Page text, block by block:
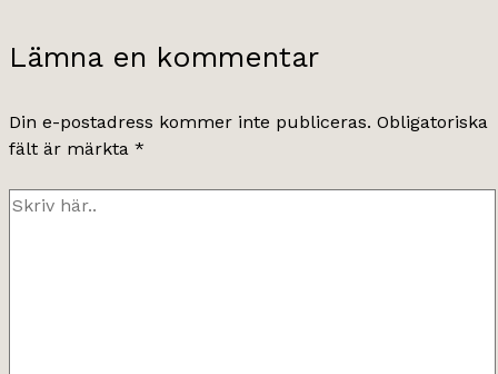
Lämna en kommentar
Din e-postadress kommer inte publiceras. Obligatoriska
fält är märkta *
Skriv